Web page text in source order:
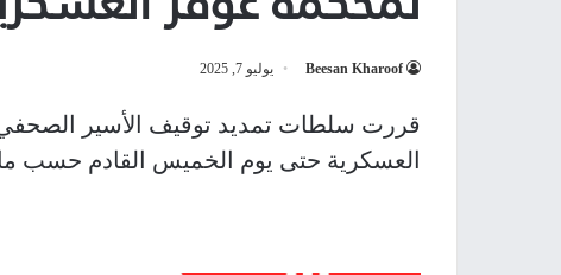
Beesan Kharoof يوليو 7, 2025
قررت سلطات تمديد توقيف الأسير الصحفي
العسكرية حتى يوم الخميس القادم حسب